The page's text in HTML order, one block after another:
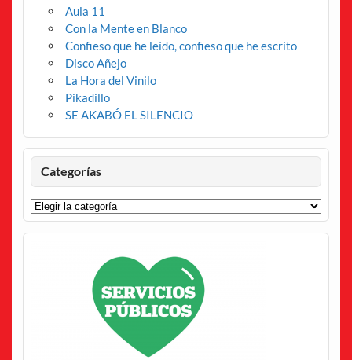
Aula 11
Con la Mente en Blanco
Confieso que he leído, confieso que he escrito
Disco Añejo
La Hora del Vinilo
Pikadillo
SE AKABÓ EL SILENCIO
Categorías
Categorías